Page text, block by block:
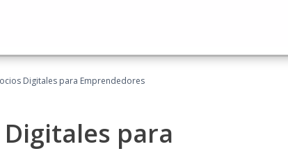
Digitales para Emprendedores
para